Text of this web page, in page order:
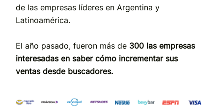
de las empresas líderes en Argentina y
Latinoamérica.
El año pasado, fueron más de 300 las empresas
interesadas en saber cómo incrementar sus
ventas desde buscadores.